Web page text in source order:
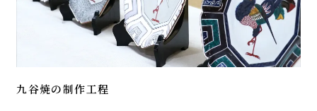
九谷焼の制作工程